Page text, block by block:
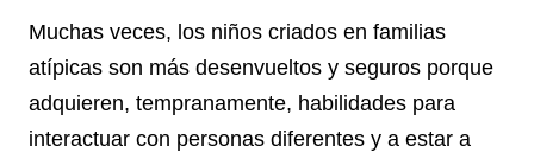
Muchas veces, los niños criados en familias
atípicas son más desenvueltos y seguros porque
adquieren, tempranamente, habilidades para
interactuar con personas diferentes y a estar a